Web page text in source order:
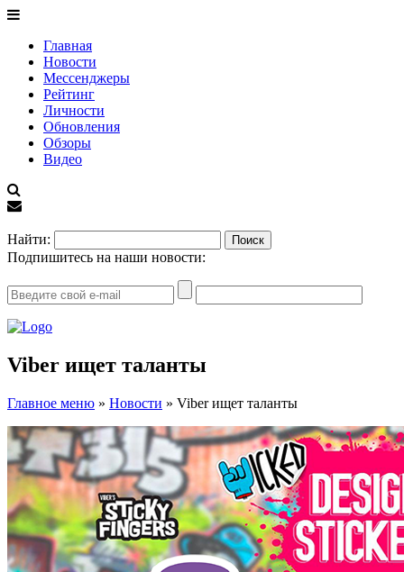
Главная
Новости
Мессенджеры
Рейтинг
Личности
Обновления
Обзоры
Видео
Найти:
Подпишитесь на наши новости:
Viber ищет таланты
Главное меню » Новости » Viber ищет таланты